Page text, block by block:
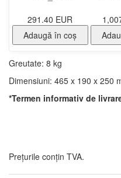
291.40 EUR
Adaugă în coş
Greutate: 8 kg
Dimensiuni: 465 x 190 x 250
*Termen informativ de
Prețurile conțin TVA.